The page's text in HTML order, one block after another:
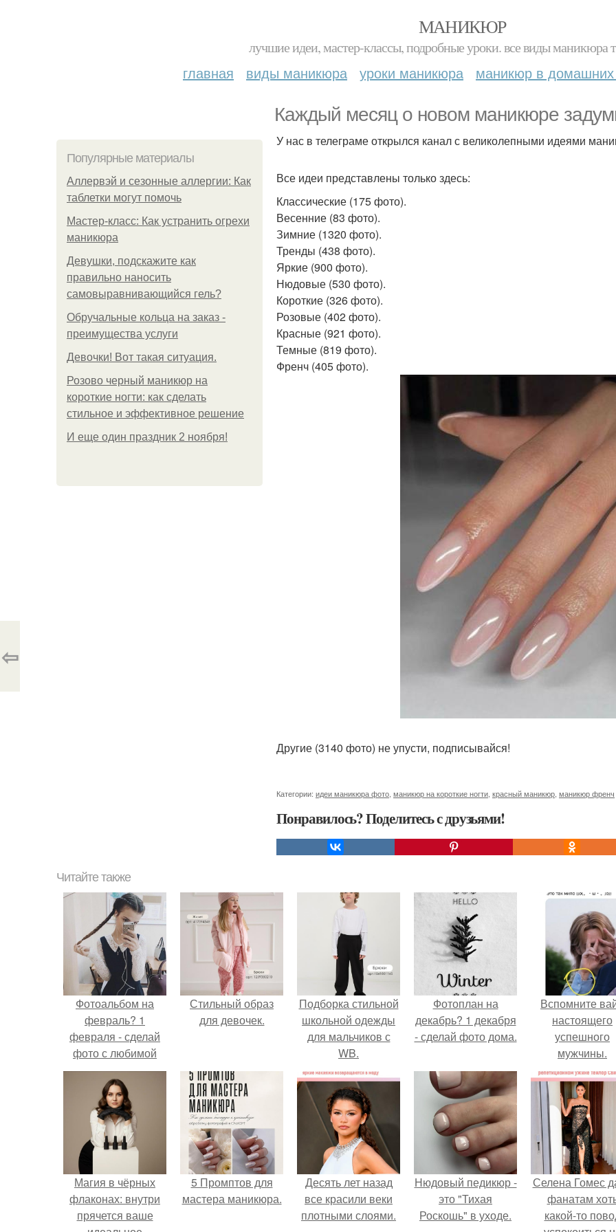
МАНИКЮР
лучшие идеи, мастер-классы, подробные уроки. все виды маникюра
главная виды маникюра уроки маникюра маникюр в домашних
Каждый месяц о новом маникюре
Популярные материалы
Аллервэй и сезонные аллергии: Как
таблетки могут помочь
Мастер-класс: Как устранить огрехи
маникюра
Девушки, подскажите как
правильно наносить
самовыравнивающийся гель?
Обручальные кольца на заказ -
преимущества услуги
Девочки! Вот такая ситуация.
Розово черный маникюр на
короткие ногти: как сделать
стильное и эффективное решение
И еще один праздник 2 ноября!
У нас в телеграме открылся канал с великолепными идеями
Все идеи представлены только здесь:
Классические (175 фото).
Весенние (83 фото).
Зимние (1320 фото).
Тренды (438 фото).
Яркие (900 фото).
Нюдовые (530 фото).
Короткие (326 фото).
Розовые (402 фото).
Красные (921 фото).
Темные (819 фото).
Френч (405 фото).
Другие (3140 фото) не упусти, подписывайся!
Категории: идеи маникюра фото маникюр на короткие ногти красный маникюр маникюр френч
Понравилось? Поделитесь с друзьями!
⇦
Читайте также
Фотоальбом на
февраль? 1
февраля - сделай
фото с любимой
мягкой игрушкой?
Стильный образ
для девочек.
Подборка стильной
школьной одежды
для мальчиков с
WB.
Фотоплан на
декабрь? 1 декабря
- сделай фото дома.
Вспомните
настоящего
успешного
мужчины.
Магия в чёрных
флаконах: внутри
прячется ваше
5 Промптов для
мастера маникюра.
Десять лет назад
все красили веки
плотными слоями.
Нюдовый педикюр -
это "Тихая
Роскошь" в уходе.
Селена Гомес
фанатам
какой-то